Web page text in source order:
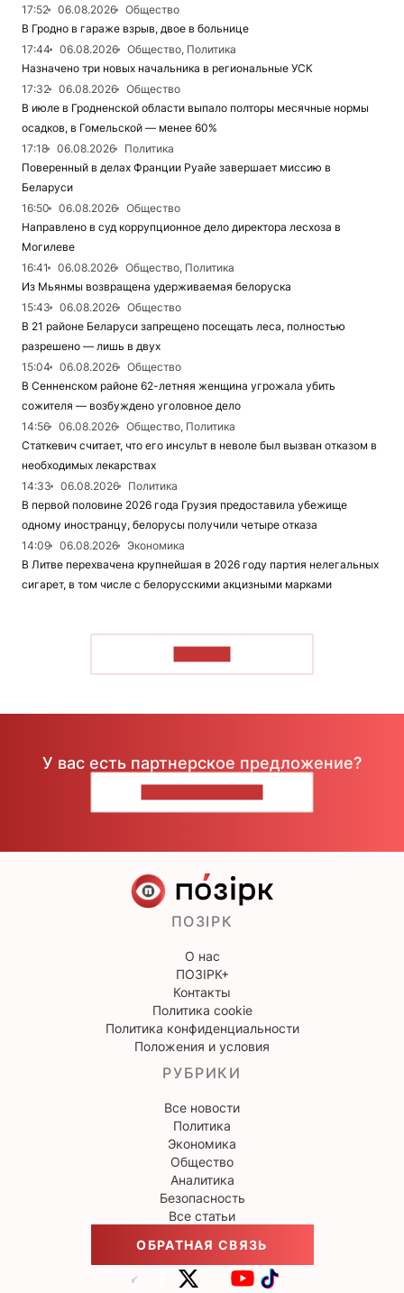
17:52
06.08.2026
Общество
В Гродно в гараже взрыв, двое в больнице
17:44
06.08.2026
Общество, Политика
Назначено три новых начальника в региональные УСК
17:32
06.08.2026
Общество
В июле в Гродненской области выпало полторы месячные нормы
осадков, в Гомельской — менее 60%
17:18
06.08.2026
Политика
Поверенный в делах Франции Руайе завершает миссию в
Беларуси
16:50
06.08.2026
Общество
Направлено в суд коррупционное дело директора лесхоза в
Могилеве
16:41
06.08.2026
Общество, Политика
Из Мьянмы возвращена удерживаемая белоруска
15:43
06.08.2026
Общество
В 21 районе Беларуси запрещено посещать леса, полностью
разрешено — лишь в двух
15:04
06.08.2026
Общество
В Сенненском районе 62-летняя женщина угрожала убить
сожителя — возбуждено уголовное дело
14:56
06.08.2026
Общество, Политика
Статкевич считает, что его инсульт в неволе был вызван отказом в
необходимых лекарствах
14:33
06.08.2026
Политика
В первой половине 2026 года Грузия предоставила убежище
одному иностранцу, белорусы получили четыре отказа
14:09
06.08.2026
Экономика
В Литве перехвачена крупнейшая в 2026 году партия нелегальных
сигарет, в том числе с белорусскими акцизными марками
У вас есть партнерское предложение?
ПОЗІРК
О нас
ПОЗІРК+
Контакты
Политика cookie
Политика конфиденциальности
Положения и условия
РУБРИКИ
Все новости
Политика
Экономика
Общество
Аналитика
Безопасность
Все статьи
ОБРАТНАЯ СВЯЗЬ